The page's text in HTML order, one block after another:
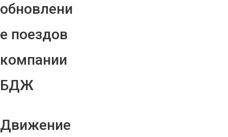
обновлени
е поездов
компании
БДЖ
Движение